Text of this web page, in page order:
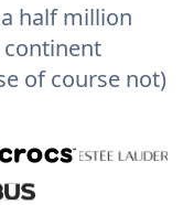
half million
continent
of course not)